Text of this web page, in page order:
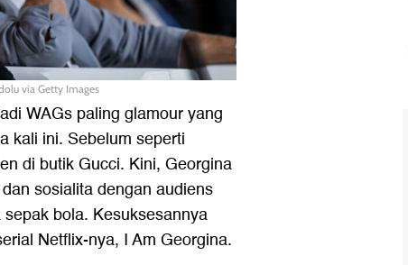
via Getty Images
WAGs paling glamour yang
kali ini. Sebelum seperti
di butik Gucci. Kini, Georgina
sosialita dengan audiens
bola. Kesuksesannya
Netflix-nya, I Am Georgina.